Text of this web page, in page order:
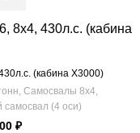
(кабина Х3000)
Самосвалы 8х4
(4 оси)
₽Текущая